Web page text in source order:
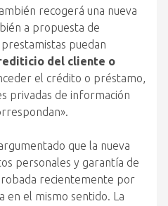
recogerá una nueva
a propuesta de
puedan
del cliente o
el crédito o préstamo,
privadas de información
que la nueva
personales y garantía de
recientemente por
en el mismo sentido. La